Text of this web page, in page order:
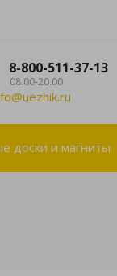
8-800-511-37-13
08.00-20.00
доски и магниты